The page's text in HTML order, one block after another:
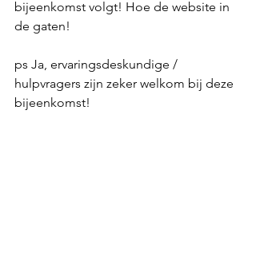
bijeenkomst volgt! Hoe de website in
de gaten!
ps Ja, ervaringsdeskundige /
hulpvragers zijn zeker welkom bij deze
bijeenkomst!